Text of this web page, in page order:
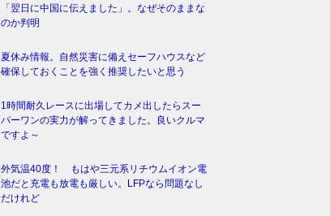
「翌日に中国に伝えました」。なぜそのままな
のか判明
夏休み情報。自然災害に備えセーフハウスなど
確保しておくことを強く推奨したいと思う
1時間耐久レースに出場してカメ出したらスー
パーワンの実力が解ってきました。良いクルマ
ですよ～
外気温40度！ もはや三元系リチウムイオン電
池だと充電も放電も厳しい。LFPなら問題なし
だけれど